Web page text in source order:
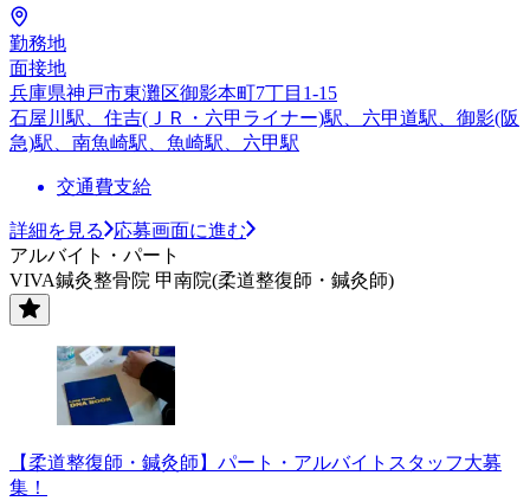
勤務地
面接地
兵庫県神戸市東灘区御影本町7丁目1-15
石屋川駅、住吉(ＪＲ・六甲ライナー)駅、六甲道駅、御影(阪
急)駅、南魚崎駅、魚崎駅、六甲駅
交通費支給
詳細を見る
応募画面に進む
アルバイト・パート
VIVA鍼灸整骨院 甲南院(柔道整復師・鍼灸師)
【柔道整復師・鍼灸師】パート・アルバイトスタッフ大募
集！